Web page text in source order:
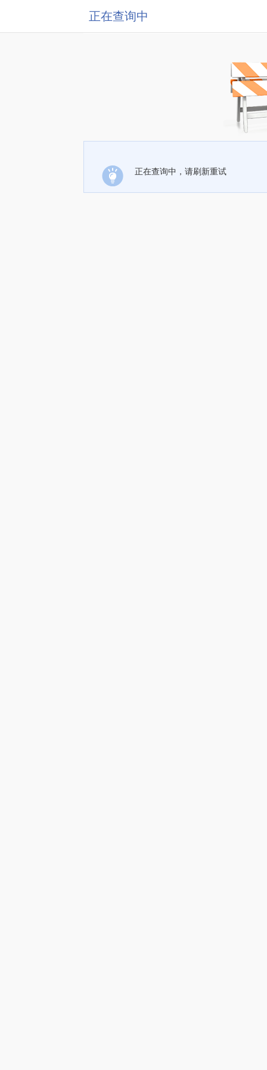
正在查询中
正在查询中，请刷新重试